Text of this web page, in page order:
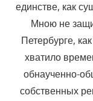
единстве, как
Мною не
Петербурге,
хватило
обнаученно-
собствен­ных